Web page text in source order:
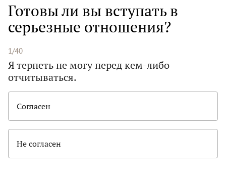
Готовы ли вы вступать в
серьезные отношения?
1/40
Я терпеть не могу перед кем-либо
отчитываться.
Согласен
Не согласен